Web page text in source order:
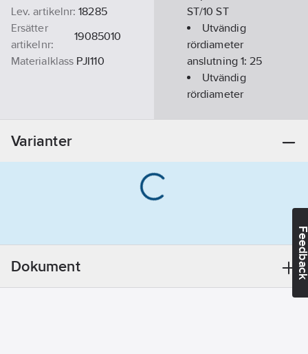
Lev. artikelnr: 18285
Ersätter
artikelnr:
19085010
Materialklass PJI110
ST/10 ST
Utvändig
rördiameter
anslutning 1:25
Utvändig
rördiameter
Godstjocklek
anslutning 2:
anslutning 1:
Varianter
Dokument